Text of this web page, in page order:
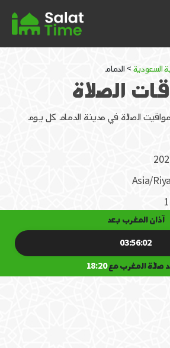
السعودية > الدمام
الصلاة
الصلاة في مدينة الدمام كل يوم
آذان المغرب بعد
03:56:02
صلاة المغرب مع18:20